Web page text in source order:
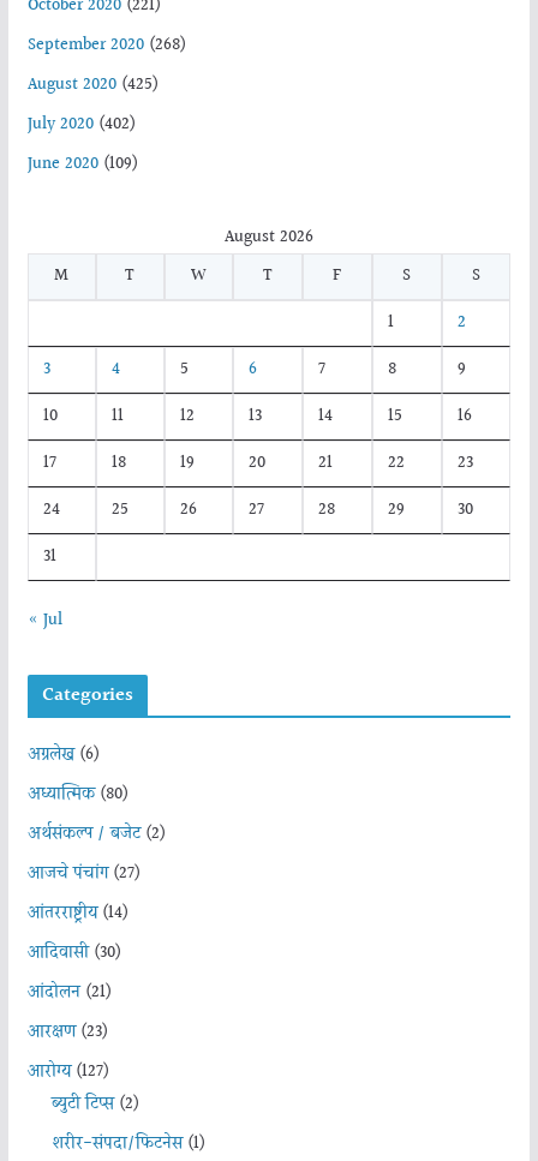
October 2020(221)
September 2020(268)
August 2020(425)
July 2020(402)
June 2020(109)
August 2026
M
T W T F S
S
1
2
3
4 5 6 7 8
9
10
11 12 13 14 15
16
17
18 19 20 21 22
23
24
25 26 27 28 29
30
31
« Jul
Categories
अग्रलेख(6)
अध्यात्मिक(80)
अर्थसंकल्प / बजेट(2)
आजचे पंचांग(27)
आंतरराष्ट्रीय(14)
आदिवासी(30)
आंदोलन(21)
आरक्षण(23)
आरोग्य(127)
ब्युटी टिप्स(2)
शरीर-संपदा/फिटनेस(1)